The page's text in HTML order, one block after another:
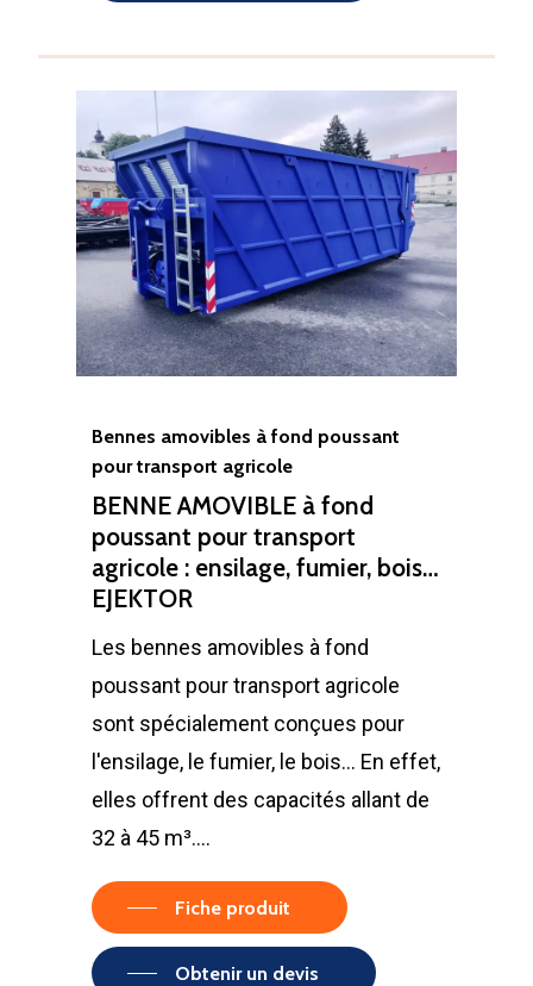
Bennes amovibles à fond poussant
pour transport agricole
BENNE AMOVIBLE à fond
poussant pour transport
agricole : ensilage, fumier, bois…
EJEKTOR
Les bennes amovibles à fond
poussant pour transport agricole
sont spécialement conçues pour
l'ensilage, le fumier, le bois... En effet,
elles offrent des capacités allant de
32 à 45 m³.…
Fiche produit
Obtenir un devis